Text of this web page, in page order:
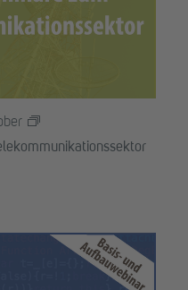
Praxisseminare
zum